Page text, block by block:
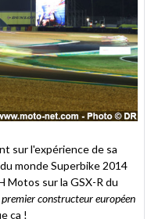
sur l'expérience de sa
monde Superbike 2014
Motos sur la GSX-R du
constructeur européen
ça !